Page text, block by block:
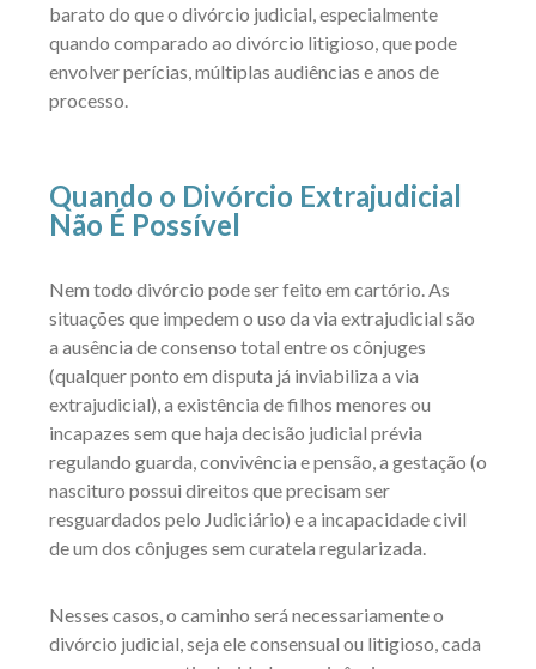
barato do que o divórcio judicial, especialmente
quando comparado ao divórcio litigioso, que pode
envolver perícias, múltiplas audiências e anos de
processo.
Quando o Divórcio Extrajudicial
Não É Possível
Nem todo divórcio pode ser feito em cartório. As
situações que impedem o uso da via extrajudicial são
a ausência de consenso total entre os cônjuges
(qualquer ponto em disputa já inviabiliza a via
extrajudicial), a existência de filhos menores ou
incapazes sem que haja decisão judicial prévia
regulando guarda, convivência e pensão, a gestação (o
nascituro possui direitos que precisam ser
resguardados pelo Judiciário) e a incapacidade civil
de um dos cônjuges sem curatela regularizada.
Nesses casos, o caminho será necessariamente o
divórcio judicial, seja ele consensual ou litigioso, cada